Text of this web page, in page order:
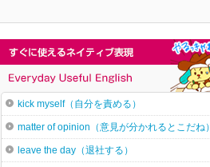
kick myself（自分を責める）
matter of opinion（意見が分かれるとこだね）
leave the day（退社する）